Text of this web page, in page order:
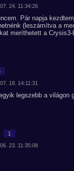
24. 11:34:26
Pár napja
(leszámítva a
meríthetett a Crysis3-
18. 14:11:31
legszebb a világon
1
23. 11:35:08